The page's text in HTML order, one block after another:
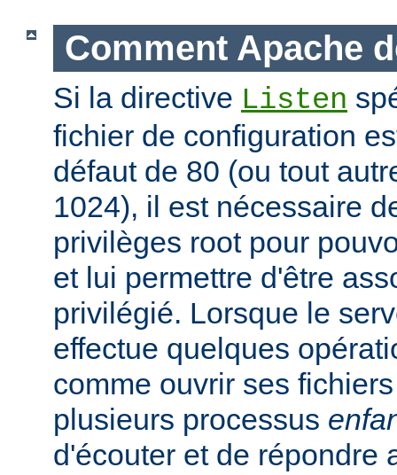
Comment Apache
Si la directive Listen
fichier de configuration
défaut de 80 (ou tout
1024), il est nécessaire
privilèges root pour
et lui permettre d'être
privilégié. Lorsque le
effectue quelques
comme ouvrir ses
plusieurs processus
d'écouter et de répondre